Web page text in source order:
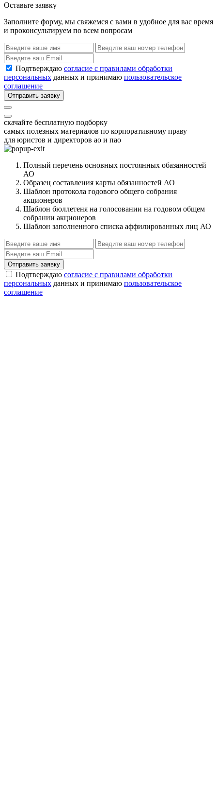
Оставьте заявку
Заполните форму, мы свяжемся с вами в удобное для вас время
и проконсультируем по всем вопросам
Подтверждаю согласие с правилами обработки
персональных данных и принимаю пользовательское
соглашение
Отправить заявку
скачайте бесплатную подборку
самых полезных материалов по корпоративному праву
для юристов и директоров ао и пао
Полный перечень основных постоянных обазанностей
АО
Образец составления карты обязанностей АО
Шаблон протокола годового общего собрания
акционеров
Шаблон бюллетеня на голосовании на годовом общем
собрании акционеров
Шаблон заполненного списка аффилированных лиц АО
Отправить заявку
Подтверждаю согласие с правилами обработки
персональных данных и принимаю пользовательское
соглашение